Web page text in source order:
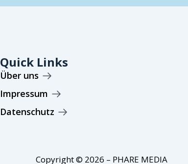
Quick Links
Über uns
Impressum
Datenschutz
Copyright © 2026 – PHARE MEDIA